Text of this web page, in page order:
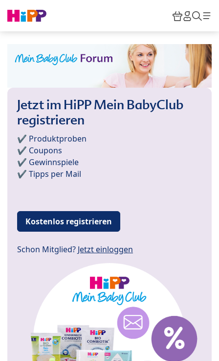
HiPP
Jetzt im HiPP Mein BabyClub
registrieren
✔️ Produktproben
✔️ Coupons
✔️ Gewinnspiele
✔️ Tipps per Mail
Kostenlos registrieren
Schon Mitglied? Jetzt einloggen